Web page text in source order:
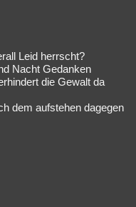
Leid herrscht?
Nacht Gedanken
die Gewalt da
dem aufstehen dagegen